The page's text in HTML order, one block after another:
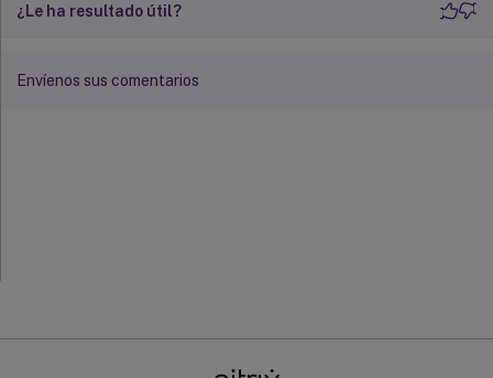
¿Le ha resultado útil?
Envíenos sus comentarios